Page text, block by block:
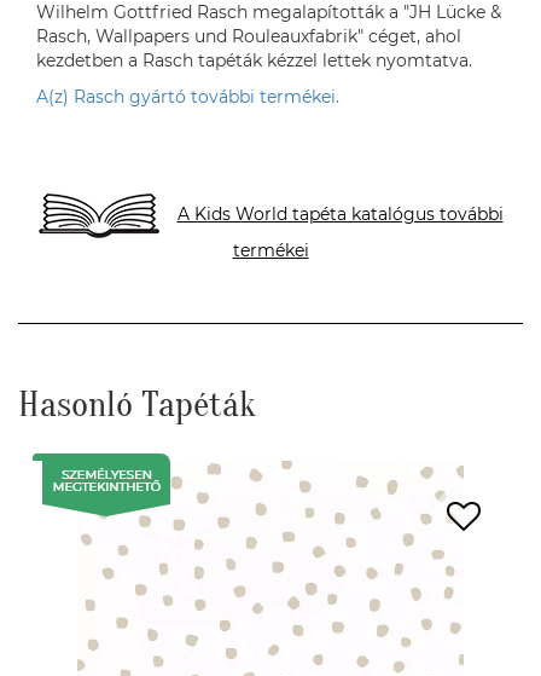
Wilhelm Gottfried Rasch megalapították a "JH Lücke &
Rasch, Wallpapers und Rouleauxfabrik" céget, ahol
kezdetben a Rasch tapéták kézzel lettek nyomtatva.
A(z) Rasch gyártó további termékei.
A Kids World tapéta katalógus további
termékei
Hasonló Tapéták